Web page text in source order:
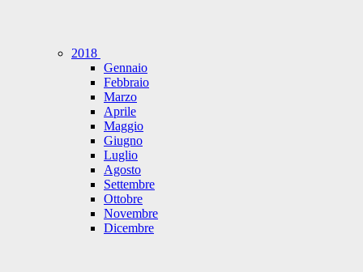
2018
Gennaio
Febbraio
Marzo
Aprile
Maggio
Giugno
Luglio
Agosto
Settembre
Ottobre
Novembre
Dicembre